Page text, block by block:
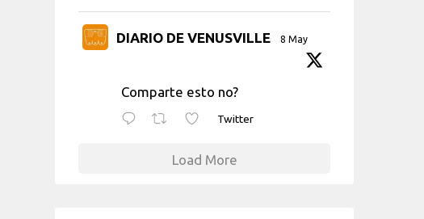
DIARIO DE VENUSVILLE 8 May
Comparte esto no?
Twitter
Load More